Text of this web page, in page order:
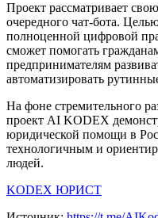
Проект рассматривает
очередного чат-бота.
полноценной цифровой
сможет помогать
предпринимателям
автоматизировать
На фоне стремительного
проект AI KODEX
юридической помощи в
технологичным и
людей.
KODEX ЮРИСТ